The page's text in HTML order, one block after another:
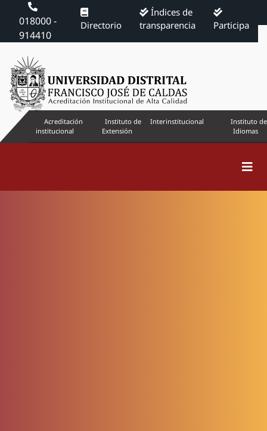
018000 -
914410
Directorio
Índices de
transparencia
Participa
Acreditación
institucional
Instituto de
Extensión
Interinstitucional
Instituto de
Idiomas